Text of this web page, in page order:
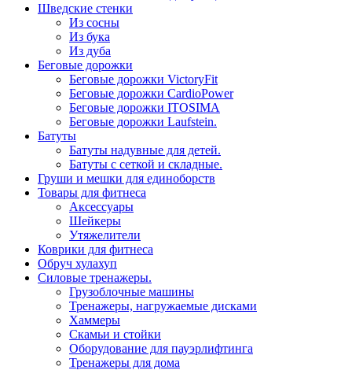
Шведские стенки
Из сосны
Из бука
Из дуба
Беговые дорожки
Беговые дорожки VictoryFit
Беговые дорожки CardioPower
Беговые дорожки ITOSIMA
Беговые дорожки Laufstein.
Батуты
Батуты надувные для детей.
Батуты с сеткой и складные.
Груши и мешки для единоборств
Товары для фитнеса
Aксессуары
Шейкеры
Утяжелители
Коврики для фитнеса
Обруч хулахуп
Силовые тренажеры.
Грузоблочные машины
Тренажеры, нагружаемые дисками
Хаммеры
Скамьи и стойки
Оборудование для пауэрлифтинга
Тренажеры для дома